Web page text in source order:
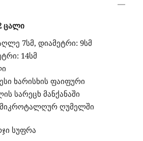
ცალი
7სმ, დიამეტრი: 9სმ
14სმ
ხარისხის ფაიფური
სარეცხ მანქანაში
ღუმელში
სუფრა